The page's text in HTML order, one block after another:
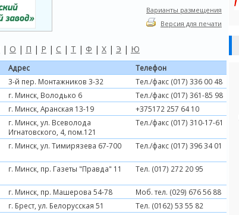
Варианты размещения
Версия для печати
| О | П | Р | С | Т | Ф | Х | Э | Ю
Адрес
Телефон
3-й пер. Монтажников 3-32
Тел./факс (017) 336 00 48
г. Минск, Володько 6
Тел./факс (017) 361-85 98
г. Минск, Аранская 13-19
+375172 257 64 10
г. Минск, ул. Всеволода
Игнатовского, 4, пом.121
Тел./факс (017) 310-17-61
г. Минск, ул. Тимирязева 67-700 Тел./факс (017) 396 34 01
г. Минск, пр. Газеты "Правда" 11 Тел. (017) 272 20 95
г. Минск, пр. Машерова 54-78
Моб. тел. (029) 676 56 88
г. Брест, ул. Белорусская 51
Тел. (0162) 53 55 82